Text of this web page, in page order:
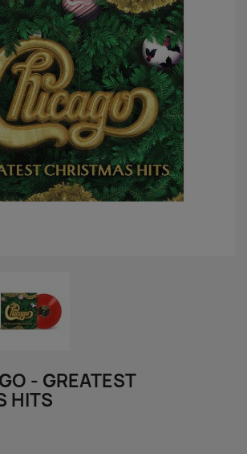
- GREATEST
HITS